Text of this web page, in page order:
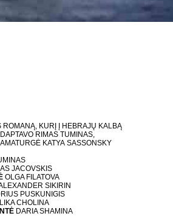
ROMANĄ, KURĮ Į HEBRAJŲ KALBĄ
RIMAS TUMINAS,
KATYA SASSONSKY
JACOVSKIS
OLGA FILATOVA
SIKIRIN
PUSKUNIGIS
CHOLINA
DARIA SHAMINA